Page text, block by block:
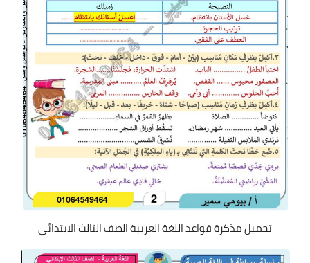
تحميل مذكرة قواعد اللغة العربية الصف الثالث الابتدائي